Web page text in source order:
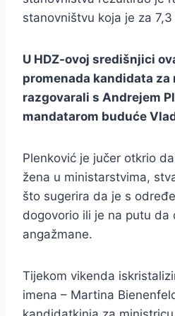
stanovništvu koja je za
U HDZ-ovoj središnjici
promenada kandidata
razgovarali s Andrejem
mandatarom buduće
Plenković je jučer otkrio
žena u ministarstvima,
što sugerira da je s
dogovorio ili je na putu da
angažmane.
Tijekom vikenda
imena – Martina